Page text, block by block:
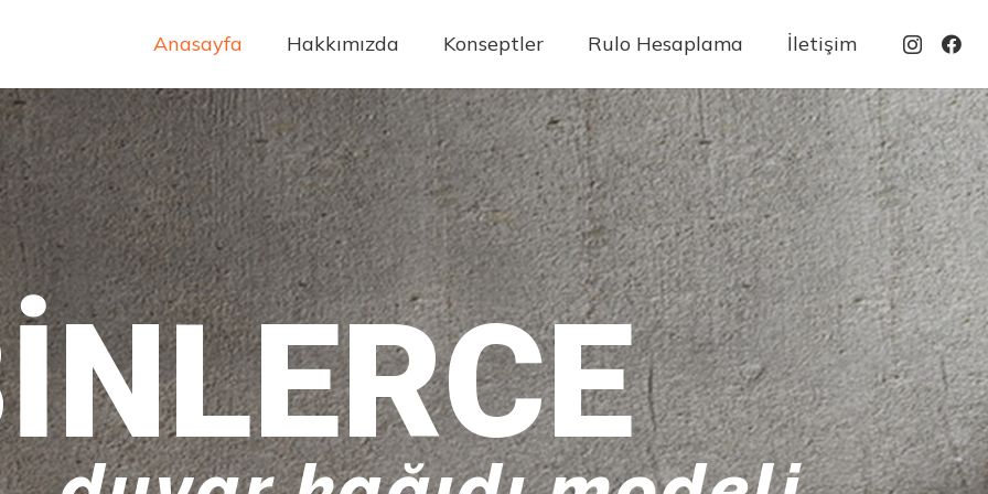
Anasayfa Hakkımızda Konseptler Rulo Hesaplama İletişim